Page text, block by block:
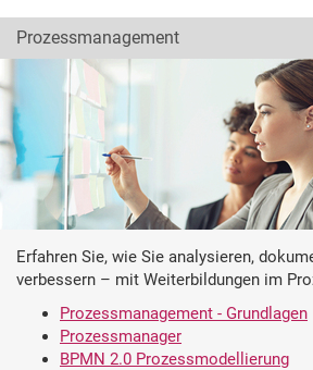
Prozessmanagement
Erfahren Sie, wie Sie analysieren,
verbessern – mit Weiterbildungen im
Prozessmanagement - Grundlagen
Prozessmanager
BPMN 2.0 Prozessmodellierung